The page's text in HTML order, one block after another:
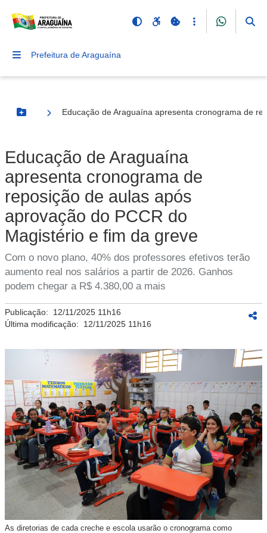
Prefeitura de Araguaína
Botão Menu
Educação de Araguaína apresenta cronograma de
Educação de Araguaína
apresenta cronograma de
reposição de aulas após
aprovação do PCCR do
Magistério e fim da greve
Com o novo plano, 40% dos professores efetivos terão
aumento real nos salários a partir de 2026. Ganhos
podem chegar a R$ 4.380,00 a mais
Publicação: 12/11/2025 11h16
Última modificação: 12/11/2025 11h16
As diretorias de cada creche e escola usarão o cronograma como